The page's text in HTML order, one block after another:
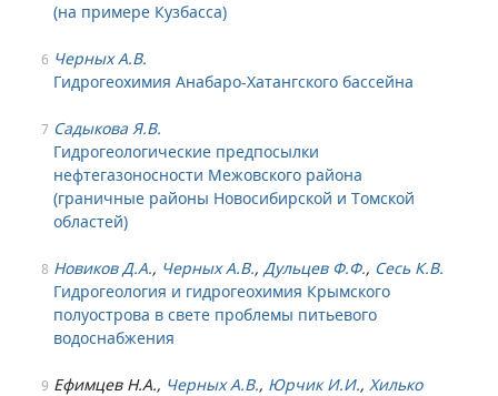
(на примере Кузбасса)
6 Черных А.В.
Гидрогеохимия Анабаро-Хатангского бассейна
7 Садыкова Я.В.
Гидрогеологические предпосылки
нефтегазоносности Межовского района
(граничные районы Новосибирской и Томской
областей)
8 Новиков Д.А., Черных А.В., Дульцев Ф.Ф., Сесь К.В.
Гидрогеология и гидрогеохимия Крымского
полуострова в свете проблемы питьевого
водоснабжения
9 Ефимцев Н.А., Черных А.В., Юрчик И.И., Хилько